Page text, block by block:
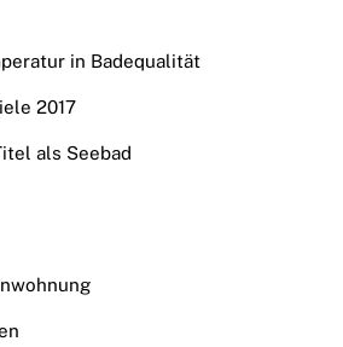
in Badequalität
2017
als Seebad